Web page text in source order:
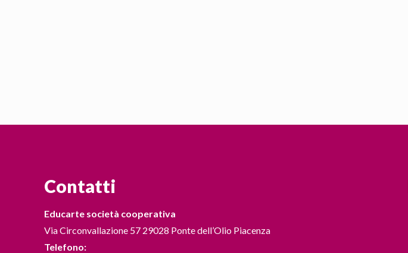
Contatti
Educarte società cooperativa
Via Circonvallazione 57 29028 Ponte dell’Olio Piacenza
Telefono: